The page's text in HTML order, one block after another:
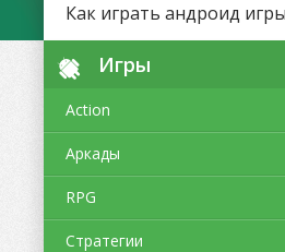
Как играть андроид
Игры
Action
Аркады
RPG
Стратегии